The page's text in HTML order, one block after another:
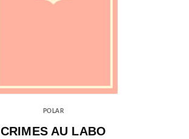
POLAR
CRIMES AU LABO